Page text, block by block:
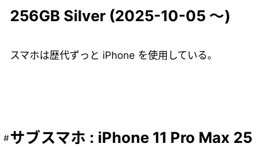
256GB Silver (2025-10-05 ～)
スマホは歴代ずっと iPhone を使用している。
サブスマホ : iPhone 11 Pro Max 25